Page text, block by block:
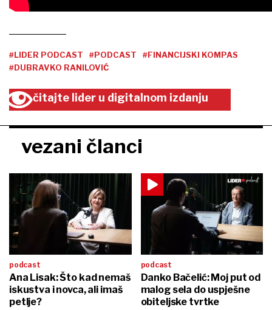
#LIDER PODCAST #PODCAST
#FINANCIJSKI KOMPAS
#DUBRAVKO RANILOVIĆ
čitajte lider u digitalnom izdanju
vezani članci
podcast
Ana Lisak: Što kad nemaš
iskustva i novca, ali imaš
petlje?
podcast
Danko Bačelić: Moj put od
malog sela do uspješne
obiteljske tvrtke